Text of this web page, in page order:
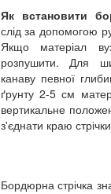
Як встановити
слід за допомогою
Якщо матеріал
розпушити. Для
канаву певної
ґрунту 2-5 см
вертикальне
з'єднати краю
Бордюрна стрічка